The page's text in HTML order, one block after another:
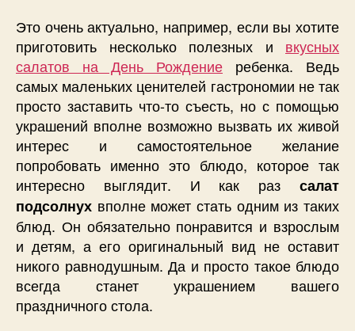
Это очень актуально, например, если вы хотите
приготовить несколько полезных и вкусных
салатов на День Рождение ребенка. Ведь
самых маленьких ценителей гастрономии не так
просто заставить что-то съесть, но с помощью
украшений вполне возможно вызвать их живой
интерес и самостоятельное желание
попробовать именно это блюдо, которое так
интересно выглядит. И как раз салат
подсолнух вполне может стать одним из таких
блюд. Он обязательно понравится и взрослым
и детям, а его оригинальный вид не оставит
никого равнодушным. Да и просто такое блюдо
всегда станет украшением вашего
праздничного стола.